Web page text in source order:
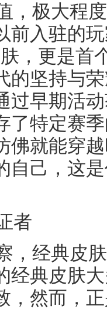
，极大程
前入驻的
，更是首
的坚持与
过早期活
了特定赛
佛就能穿
自己，这
者
，经典皮
经典皮肤
，然而，